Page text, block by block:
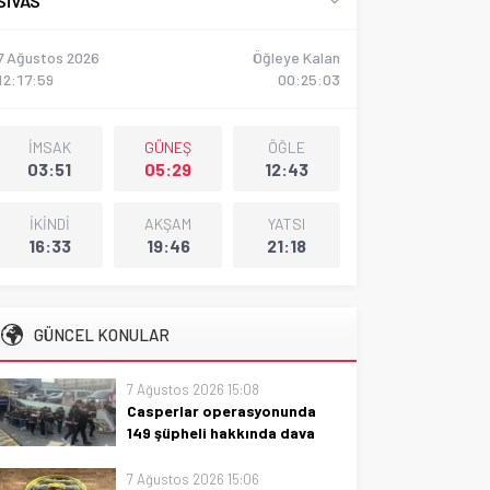
Ağustos 2026
Öğleye Kalan
00:25:02
İMSAK
03:51
GÜNEŞ
05:29
ÖĞLE
12:43
İKİNDİ
16:33
AKŞAM
19:46
YATSI
21:18
GÜNCEL KONULAR
7 Ağustos 2026 15:08
Casperlar operasyonunda
149 şüpheli hakkında dava
Casperlar operasyonunda 149
7 Ağustos 2026 15:06